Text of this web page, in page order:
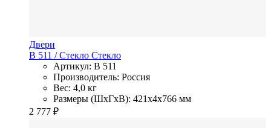
Двери
В 511 / Стекло Стекло
Артикул: В 511
Производитель: Россия
Вес: 4,0 кг
Размеры (ШхГхВ): 421x4x766 мм
2 777 ₽